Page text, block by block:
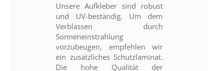
Unsere Aufkleber sind robust
und UV-beständig. Um dem
Verblassen durch
Sonneneinstrahlung
vorzubeugen, empfehlen wir
ein zusätzliches Schutzlaminat.
Die hohe Qualität der